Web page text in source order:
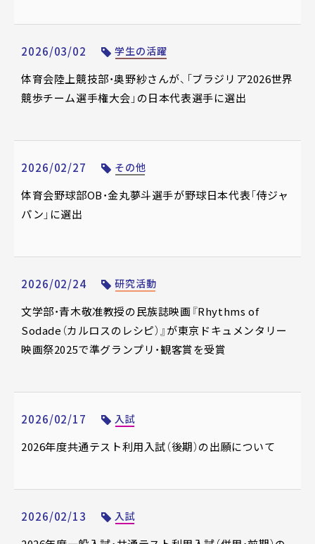
2026/03/02 学生の活躍
体育会陸上競技部・奥野紗さんが、「ブラジリア2026世界
競歩チーム選手権大会」の日本代表選手に選出
2026/02/27 その他
体育会野球部OB・金丸夢斗選手が野球日本代表「侍ジャ
パン」に選出
2026/02/24 研究活動
文学部・青木敬准教授の民族誌映画『Rhythms of
Sodade（カルロスのレシピ）』が東京ドキュメンタリー
映画祭2025で準グランプリ・観客賞を受賞
2026/02/17 入試
2026年度共通テスト利用入試（後期）の出願について
2026/02/13 入試